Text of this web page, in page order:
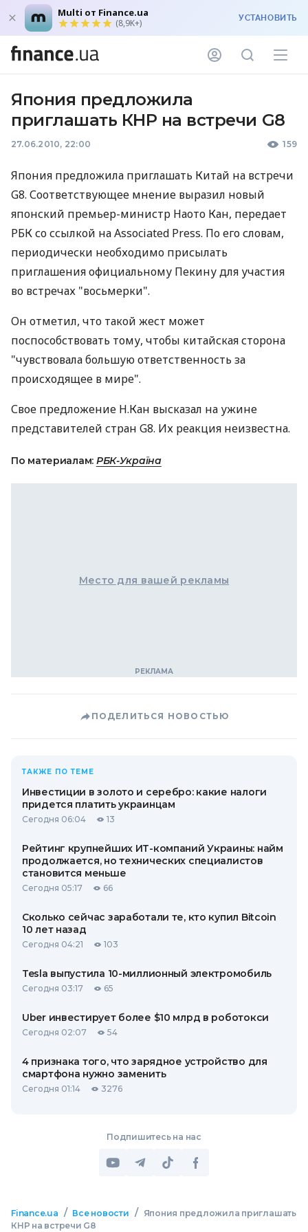
Multi от Finance.ua
(8,9K+) УСТАНОВИТЬ
Япония предложила
приглашать КНР на встречи G8
27.06.2010, 22:00 159
Япония предложила приглашать Китай на встречи
G8. Соответствующее мнение выразил новый
японский премьер-министр Наото Кан, передает
РБК со ссылкой на Associated Press. По его словам,
периодически необходимо присылать
приглашения официальному Пекину для участия
во встречах "восьмерки".
Он отметил, что такой жест может
поспособствовать тому, чтобы китайская сторона
"чувствовала большую ответственность за
происходящее в мире".
Свое предложение Н.Кан высказал на ужине
представителей стран G8. Их реакция неизвестна.
По материалам: РБК-Україна
Место для вашей рекламы
ПОДЕЛИТЬСЯ НОВОСТЬЮ
ТАКЖЕ ПО ТЕМЕ
Инвестиции в золото и серебро: какие налоги
придется платить украинцам
Сегодня 06:04 13
Рейтинг крупнейших ИТ-компаний Украины: найм
продолжается, но технических специалистов
становится меньше
Сегодня 05:17 66
Сколько сейчас заработали те, кто купил Bitcoin
10 лет назад
Сегодня 04:21 103
Tesla выпустила 10-миллионный электромобиль
Сегодня 03:17 65
Uber инвестирует более $10 млрд в роботокси
Сегодня 02:07 54
4 признака того, что зарядное устройство для
смартфона нужно заменить
Сегодня 01:14 3276
Подпишитесь на нас
Finance.ua / Все новости /
Япония предложила приглашать
КНР на встречи G8